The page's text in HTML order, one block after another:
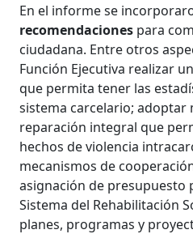
En el informe se
recomendaciones para
ciudadana. Entre otros
Función Ejecutiva realizar
que permita tener las
sistema carcelario; adoptar
reparación integral que
hechos de violencia
mecanismos de
asignación de presupuesto
Sistema del Rehabilitación
planes, programas y